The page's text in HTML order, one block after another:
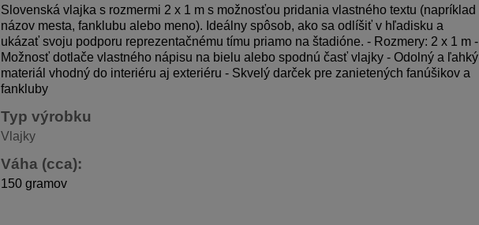
Slovenská vlajka s rozmermi 2 x 1 m s možnosťou pridania vlastného textu (napríklad
názov mesta, fanklubu alebo meno). Ideálny spôsob, ako sa odlíšiť v hľadisku a
ukázať svoju podporu reprezentačnému tímu priamo na štadióne. - Rozmery: 2 x 1 m -
Možnosť dotlače vlastného nápisu na bielu alebo spodnú časť vlajky - Odolný a ľahký
materiál vhodný do interiéru aj exteriéru - Skvelý darček pre zanietených fanúšikov a
fankluby
Typ výrobku
Vlajky
Váha (cca):
150 gramov